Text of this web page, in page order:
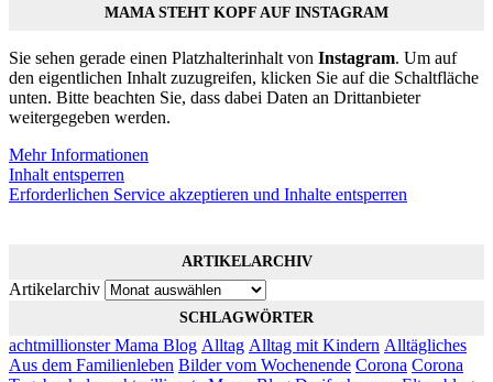
MAMA STEHT KOPF AUF INSTAGRAM
Sie sehen gerade einen Platzhalterinhalt von Instagram. Um auf
den eigentlichen Inhalt zuzugreifen, klicken Sie auf die Schaltfläche
unten. Bitte beachten Sie, dass dabei Daten an Drittanbieter
weitergegeben werden.
Mehr Informationen
Inhalt entsperren
Erforderlichen Service akzeptieren und Inhalte entsperren
ARTIKELARCHIV
Artikelarchiv
SCHLAGWÖRTER
achtmillionster Mama Blog Alltag Alltag mit Kindern Alltägliches
Aus dem Familienleben Bilder vom Wochenende Corona Corona